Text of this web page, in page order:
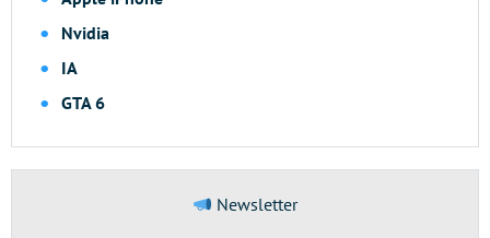
Nvidia
IA
GTA 6
Newsletter